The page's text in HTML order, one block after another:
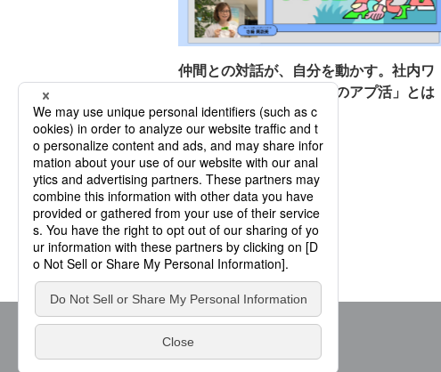
仲間との対話が、自分を動かす。社内ワ
ークショップ「パーソルのアプ活」とは
人材育成 研修
2026.06.17